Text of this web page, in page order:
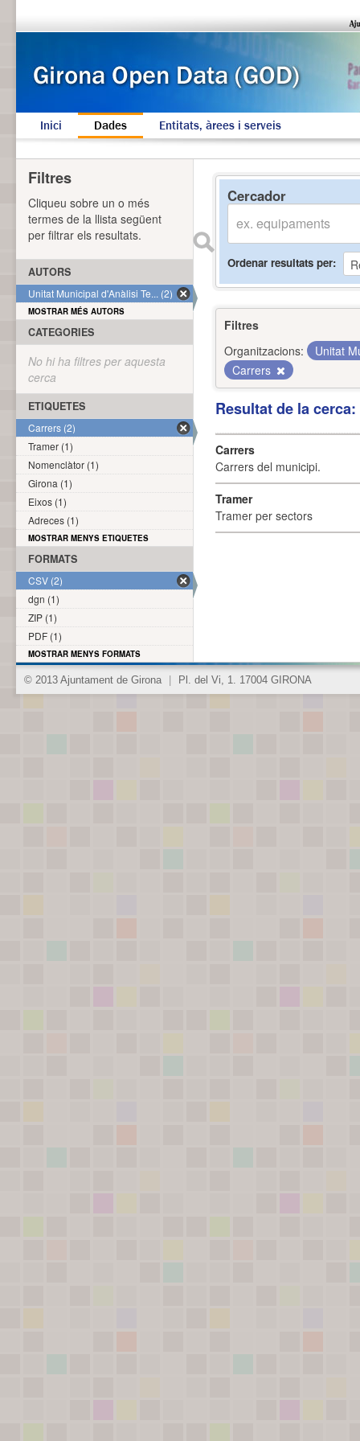
Inici Dades Entitats, àrees i serveis
Cercador
Ordenar resultats per
Filtres
Organitzacions:
Unitat
Carrers
Resultat de la
Carrers
Carrers del municipi.
Tramer
Tramer per sectors
Filtres
Cliqueu sobre un o més
termes de la llista següent
per filtrar els resultats.
AUTORS
Unitat Municipal d'Anàlisi Te... (2)
MOSTRAR MÉS AUTORS
CATEGORIES
No hi ha filtres per aquesta
cerca
ETIQUETES
Carrers (2)
Tramer (1)
Nomenclàtor (1)
Girona (1)
Eixos (1)
Adreces (1)
MOSTRAR MENYS ETIQUETES
FORMATS
CSV (2)
dgn (1)
ZIP (1)
PDF (1)
MOSTRAR MENYS FORMATS
© 2013 Ajuntament de Girona Pl. del Vi, 1. 17004 GIRONA